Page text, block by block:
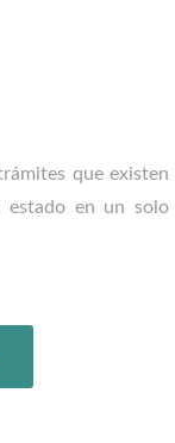
que existen
en un solo